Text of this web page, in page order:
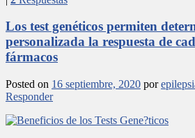
Los test genéticos permiten
personalizada la respuesta de
fármacos
Posted on 16 septiembre, 2020 por
Responder